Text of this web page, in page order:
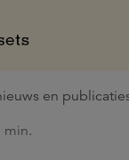
en
min.